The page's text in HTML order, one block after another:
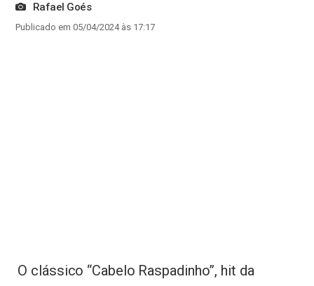
Rafael Goés
Publicado em 05/04/2024 às 17:17
O clássico “Cabelo Raspadinho”, hit da